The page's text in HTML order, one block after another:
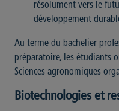
résolument vers le
développement
Au terme du bachelier
préparatoire, les étudiants
Sciences agronomiques
Biotechnologies et